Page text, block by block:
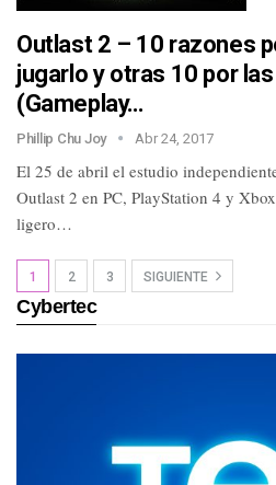
Outlast 2 – 10 razones
jugarlo y otras 10 por
(Gameplay…
Phillip Chu Joy Abr 24, 2017
El 25 de abril el estudio
Outlast 2 en PC, PlayStation 4 y
ligero…
1 2 3 SIGUIENTE
Cybertec